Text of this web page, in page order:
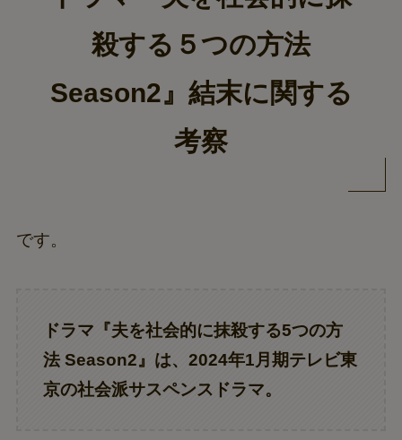
殺する５つの方法
Season2』結末に関する
考察
です。
ドラマ『夫を社会的に抹殺する5つの方
法 Season2』は、2024年1月期テレビ東
京の社会派サスペンスドラマ。